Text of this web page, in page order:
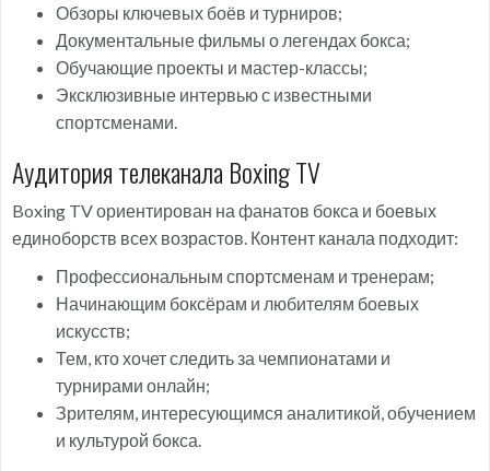
Обзоры ключевых боёв и турниров;
Документальные фильмы о легендах бокса;
Обучающие проекты и мастер-классы;
Эксклюзивные интервью с известными
спортсменами.
Аудитория телеканала Boxing TV
Boxing TV ориентирован на фанатов бокса и боевых
единоборств всех возрастов. Контент канала подходит:
Профессиональным спортсменам и тренерам;
Начинающим боксёрам и любителям боевых
искусств;
Тем, кто хочет следить за чемпионатами и
турнирами онлайн;
Зрителям, интересующимся аналитикой, обучением
и культурой бокса.